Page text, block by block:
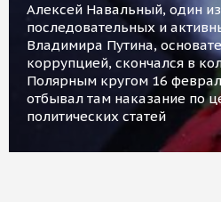
Алексей Навальный, один
последовательных и
Владимира Путина,
коррупцией, скончался в
Полярным кругом 16
отбывал там наказание по
политических статей